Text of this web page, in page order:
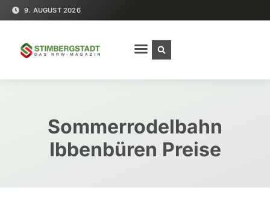
9. AUGUST 2026
Sommerrodelbahn
Ibbenbüren Preise